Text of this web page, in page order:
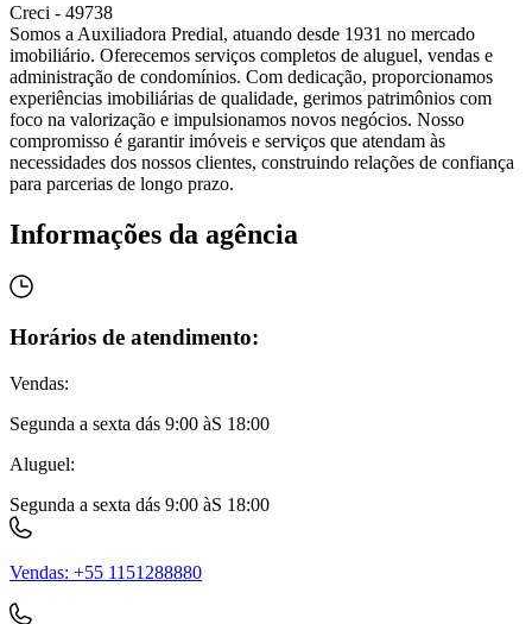
Creci - 49738
Somos a Auxiliadora Predial, atuando desde 1931 no mercado
imobiliário. Oferecemos serviços completos de aluguel, vendas e
administração de condomínios. Com dedicação, proporcionamos
experiências imobiliárias de qualidade, gerimos patrimônios com
foco na valorização e impulsionamos novos negócios. Nosso
compromisso é garantir imóveis e serviços que atendam às
necessidades dos nossos clientes, construindo relações de confiança
para parcerias de longo prazo.
Informações da agência
Horários de atendimento:
Vendas:
Segunda a sexta dás 9:00 àS 18:00
Aluguel:
Segunda a sexta dás 9:00 àS 18:00
Vendas: +55 1151288880